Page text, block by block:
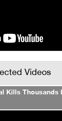
Videos
Kills Thousands